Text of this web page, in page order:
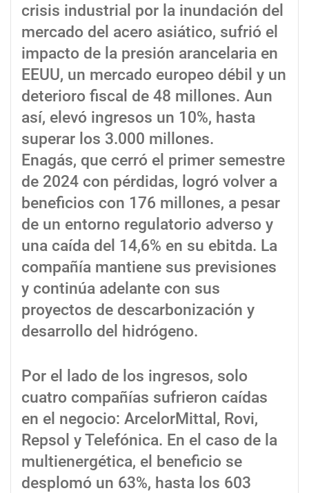
crisis industrial por la inundación del
mercado del acero asiático, sufrió el
impacto de la presión arancelaria en
EEUU, un mercado europeo débil y un
deterioro fiscal de 48 millones. Aun
así, elevó ingresos un 10%, hasta
superar los 3.000 millones.
Enagás, que cerró el primer semestre
de 2024 con pérdidas, logró volver a
beneficios con 176 millones, a pesar
de un entorno regulatorio adverso y
una caída del 14,6% en su ebitda. La
compañía mantiene sus previsiones
y continúa adelante con sus
proyectos de descarbonización y
desarrollo del hidrógeno.
Por el lado de los ingresos, solo
cuatro compañías sufrieron caídas
en el negocio: ArcelorMittal, Rovi,
Repsol y Telefónica. En el caso de la
multienergética, el beneficio se
desplomó un 63%, hasta los 603